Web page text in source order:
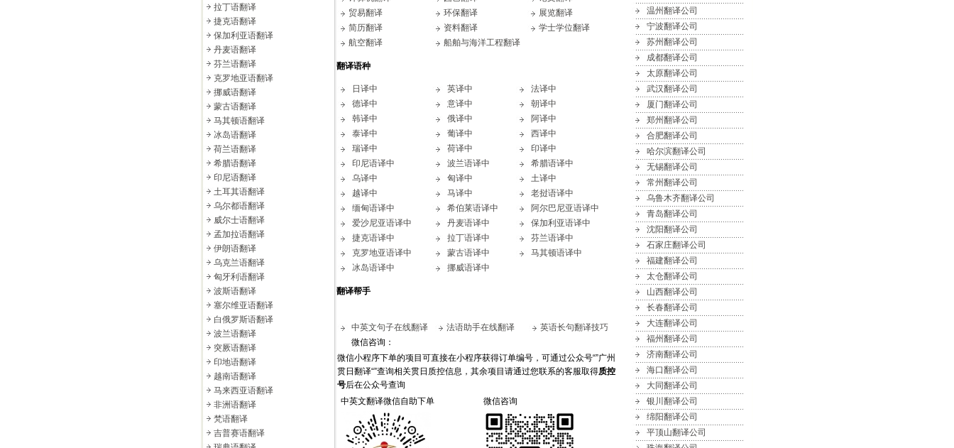
拉丁语翻译
捷克语翻译
保加利亚语翻译
丹麦语翻译
芬兰语翻译
克罗地亚语翻译
挪威语翻译
蒙古语翻译
马其顿语翻译
冰岛语翻译
荷兰语翻译
希腊语翻译
印尼语翻译
土耳其语翻译
乌尔都语翻译
威尔士语翻译
孟加拉语翻译
伊朗语翻译
乌克兰语翻译
匈牙利语翻译
波斯语翻译
塞尔维亚语翻译
白俄罗斯语翻译
波兰语翻译
突厥语翻译
印地语翻译
越南语翻译
马来西亚语翻译
非洲语翻译
梵语翻译
吉普赛语翻译
贸易翻译
环保翻译
展览翻译
简历翻译
资料翻译
学士学位翻译
航空翻译
船舶与海洋工程翻译
翻译语种
日译中 英译中
法译中
德译中
意译中
朝译中
韩译中
俄译中
阿译中
泰译中
葡译中
西译中
瑞译中
荷译中
印译中
印尼语译中
波兰语译中
希腊语译中
乌译中
匈译中
土译中
越译中
马译中
老挝语译中
缅甸语译中
希伯莱语译中
阿尔巴尼亚语译中
爱沙尼亚语译中
丹麦语译中
保加利亚语译中
捷克语译中
拉丁语译中
芬兰语译中
克罗地亚语译中
蒙古语译中
马其顿语译中
冰岛语译中
挪威语译中
翻译帮手
中英文句子在线翻译 法语助手在线翻译
英语长句翻译技巧
微信咨询：
微信小程序下单的项目可直接在小程序获得订单编号，可通过公众号“”广州
贯日翻译“”查询相关贯日质控信息，其余项目请通过您联系的客服取得质控
号后在公众号查询
中英文翻译微信自助下单
微信咨询
温州翻译公司
宁波翻译公司
苏州翻译公司
成都翻译公司
太原翻译公司
武汉翻译公司
厦门翻译公司
郑州翻译公司
合肥翻译公司
哈尔滨翻译公司
无锡翻译公司
常州翻译公司
乌鲁木齐翻译公司
青岛翻译公司
沈阳翻译公司
石家庄翻译公司
福建翻译公司
太仓翻译公司
山西翻译公司
长春翻译公司
大连翻译公司
福州翻译公司
济南翻译公司
海口翻译公司
大同翻译公司
银川翻译公司
绵阳翻译公司
平顶山翻译公司